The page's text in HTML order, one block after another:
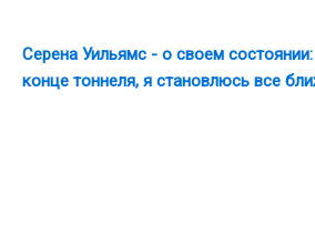
Серена Уильямс - о своем
конце тоннеля, я становлюсь все